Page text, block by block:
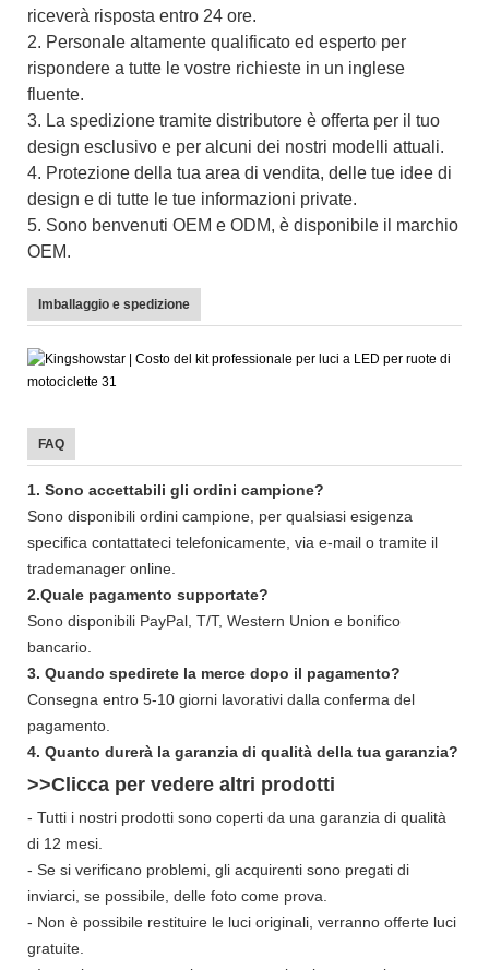
riceverà risposta entro 24 ore.
2. Personale altamente qualificato ed esperto per
rispondere a tutte le vostre richieste in un inglese
fluente.
3. La spedizione tramite distributore è offerta per il tuo
design esclusivo e per alcuni dei nostri modelli attuali.
4. Protezione della tua area di vendita, delle tue idee di
design e di tutte le tue informazioni private.
5. Sono benvenuti OEM e ODM, è disponibile il marchio
OEM.
Imballaggio e spedizione
FAQ
1. Sono accettabili gli ordini campione?
Sono disponibili ordini campione, per qualsiasi esigenza
specifica contattateci telefonicamente, via e-mail o tramite il
trademanager online.
2.Quale pagamento supportate?
Sono disponibili PayPal, T/T, Western Union e bonifico
bancario.
3. Quando spedirete la merce dopo il pagamento?
Consegna entro 5-10 giorni lavorativi dalla conferma del
pagamento.
4. Quanto durerà la garanzia di qualità della tua garanzia?
>>Clicca per vedere altri prodotti
- Tutti i nostri prodotti sono coperti da una garanzia di qualità
di 12 mesi.
- Se si verificano problemi, gli acquirenti sono pregati di
inviarci, se possibile, delle foto come prova.
- Non è possibile restituire le luci originali, verranno offerte luci
gratuite.